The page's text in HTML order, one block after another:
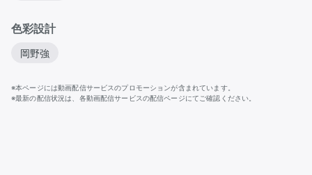
色彩設計
岡野強
※本ページには動画配信サービスのプロモーションが含まれています。
※最新の配信状況は、各動画配信サービスの配信ページにてご確認ください。